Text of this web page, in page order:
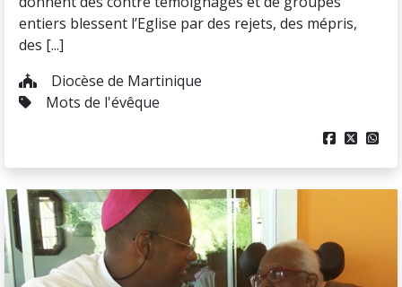
entiers blessent l’Eglise par des rejets, des mépris,
des [...]
Diocèse de Martinique
Mots de l'évêque
  